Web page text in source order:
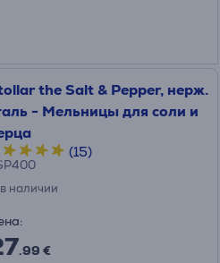
the Salt & Pepper, нерж.
- Мельницы для соли и
(15)
в наличии
.99 €